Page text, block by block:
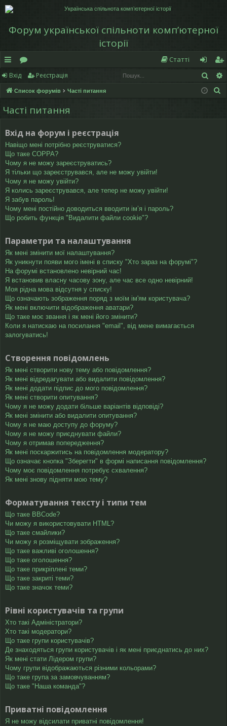
Форум української спільноти компʼютерної
історії
в
и
дк
й
д
ос
ту
п
о
ру
м
Статті
хі
д
еє
ст
Вхід Реєстрація
Список форумів Часті питання
Часті питання
Вхід на форум і реєстрація
Навіщо мені потрібно реєструватися?
Що таке COPPA?
Чому я не можу зареєструватись?
Я тільки що зареєструвався, але не можу увійти!
Чому я не можу увійти?
Я колись зареєструвався, але тепер не можу увійти!
Я забув пароль!
Чому мені постійно доводиться вводити ім’я і пароль?
Що робить функція "Видалити файли cookie"?
Параметри та налаштування
Як мені змінити мої налаштування?
Як уникнути появи мого імені в списку "Хто зараз на форумі"?
На форумі встановлено невірний час!
Я встановив власну часову зону, але час все одно невірний!
Моя рідна мова відсутня у списку!
Що означають зображення поряд з моїм ім'ям користувача?
Як мені включити відображення аватари?
Що таке моє звання і як мені його змінити?
Коли я натискаю на посилання "email", від мене вимагається
залогуватись!
Створення повідомлень
Як мені створити нову тему або повідомлення?
Як мені відредагувати або видалити повідомлення?
Як мені додати підпис до мого повідомлення?
Як мені створити опитування?
Чому я не можу додати більше варіантів відповіді?
Як мені змінити або видалити опитування?
Чому я не маю доступу до форуму?
Чому я не можу приєднувати файли?
Чому я отримав попередження?
Як мені поскаржитись на повідомлення модератору?
Що означає кнопка "Зберегти" в формі написання повідомлення?
Чому моє повідомлення потребує схвалення?
Як мені знову підняти мою тему?
Форматування тексту і типи тем
Що таке BBCode?
Чи можу я використовувати HTML?
Що таке смайлики?
Чи можу я розміщувати зображення?
Що таке важливі оголошення?
Що таке оголошення?
Що таке прикріплені теми?
Що таке закриті теми?
Що таке значок теми?
Рівні користувачів та групи
Хто такі Адміністратори?
Хто такі модератори?
Що таке групи користувачів?
Де знаходяться групи користувачів і як мені приєднатись до них?
Як мені стати Лідером групи?
Чому групи відображаються різними кольорами?
Що таке група за замовчуванням?
Що таке "Наша команда"?
Приватні повідомлення
Я не можу відсилати приватні повідомлення!